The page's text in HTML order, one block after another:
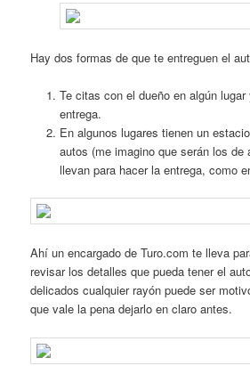
Hay dos formas de que te entreguen el
Te citas con el dueño en algún
entrega.
En algunos lugares tienen un
autos (me imagino que serán los
llevan para hacer la entrega, como
Ahí un encargado de Turo.com te lleva
revisar los detalles que pueda tener el
delicados cualquier rayón puede ser
que vale la pena dejarlo en claro antes.